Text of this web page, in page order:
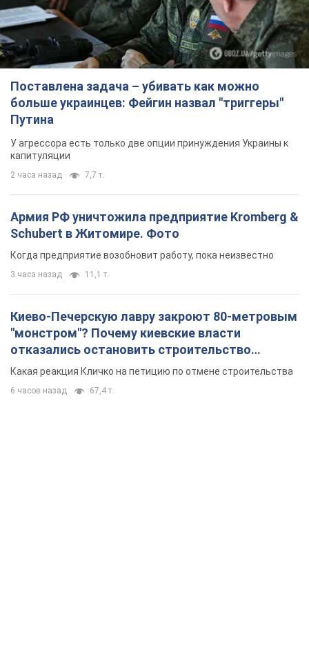
Поставлена задача – убивать как можно
больше украинцев: Фейгин назвал "триггеры"
Путина
У агрессора есть только две опции принуждения Украины к
капитуляции
2 часа назад 7,7 т.
Армия РФ уничтожила предприятие Kromberg &
Schubert в Житомире. Фото
Когда предприятие возобновит работу, пока неизвестно
3 часа назад 11,1 т.
Киево-Печерскую лавру закроют 80-метровым
"монстром"? Почему киевские власти
отказались остановить строительство
небоскреба "московского верующего"
Какая реакция Кличко на петицию по отмене строительства
6 часов назад 67,4 т.